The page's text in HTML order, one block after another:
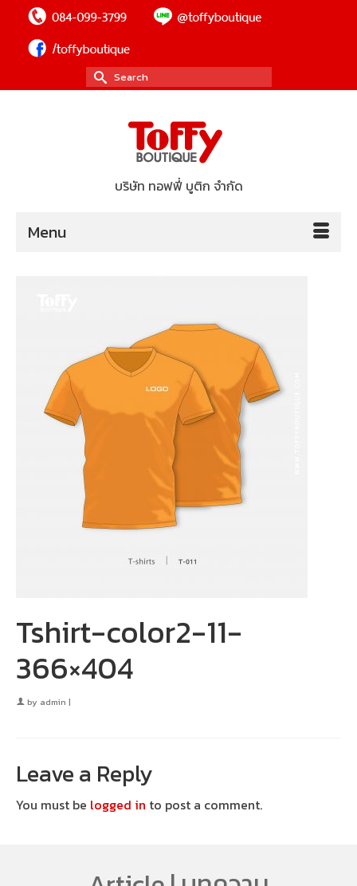
Search
for:
บริษัท ทอฟฟี่ บูติก จำกัด
Menu
Tshirt-color2-11-
366×404
by admin |
Leave a Reply
You must be logged in to post a comment.